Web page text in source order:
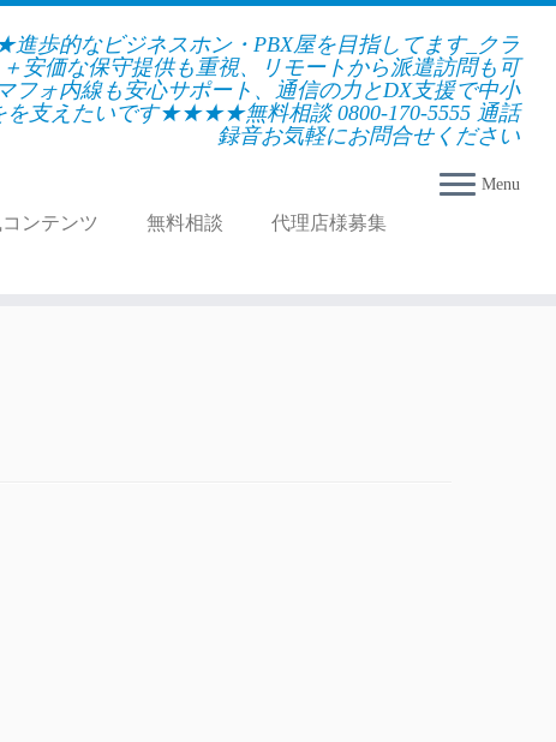
歩的なビジネスホン・PBX屋を目指してます_クラ
安価な保守提供も重視、リモートから派遣訪問も可
フォ内線も安心サポート、通信の力とDX支援で中小
を支えたいです★★★★無料相談 0800-170-5555 通話
録音お気軽にお問合せください
Menu
ンテンツ 無料相談
代理店様募集